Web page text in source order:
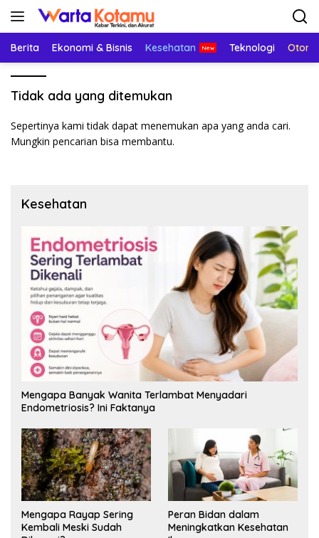
Langsung
Berita Ekonomi & Bisnis Kesehatan Teknologi
Tidak ada yang ditemukan
Sepertinya kami tidak dapat menemukan apa yang anda cari.
Mungkin pencarian bisa membantu.
Kesehatan
Mengapa Banyak Wanita Terlambat Menyadari
Endometriosis? Ini Faktanya
Mengapa Rayap Sering
Kembali Meski Sudah
Peran Bidan dalam
Meningkatkan Kesehatan